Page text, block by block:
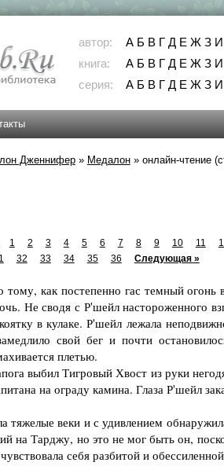
автор: А Б В Г Д Е Ж З И
книга:
А Б В Г Д Е Ж З И
серия:
А Б В Г Д Е Ж З И
Дженнифер» Медалон» онлайн-чтение
1 2 3 4 5 6 7 8 9 10 11
32 33 34 35 36 Следующая »
как постепенно гас темный огонь
Не сводя с Р'шейл настороженного
в кулаке. Р'шейл лежала
свой бег и почти
плетью.
выбил Тигровый Хвост из руки
на ограду камина. Глаза Р'шейл
тяжелые веки и с удивлением
на Тарджу, но это не мог быть он,
себя разбитой и